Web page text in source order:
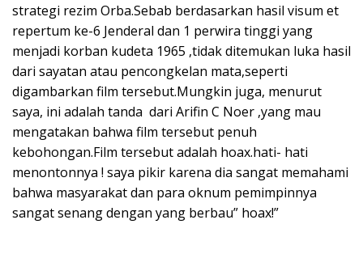
strategi rezim Orba.Sebab berdasarkan hasil visum et
repertum ke-6 Jenderal dan 1 perwira tinggi yang
menjadi korban kudeta 1965 ,tidak ditemukan luka hasil
dari sayatan atau pencongkelan mata,seperti
digambarkan film tersebut.Mungkin juga, menurut
saya, ini adalah tanda dari Arifin C Noer ,yang mau
mengatakan bahwa film tersebut penuh
kebohongan.Film tersebut adalah hoax.hati- hati
menontonnya ! saya pikir karena dia sangat memahami
bahwa masyarakat dan para oknum pemimpinnya
sangat senang dengan yang berbau” hoax!”